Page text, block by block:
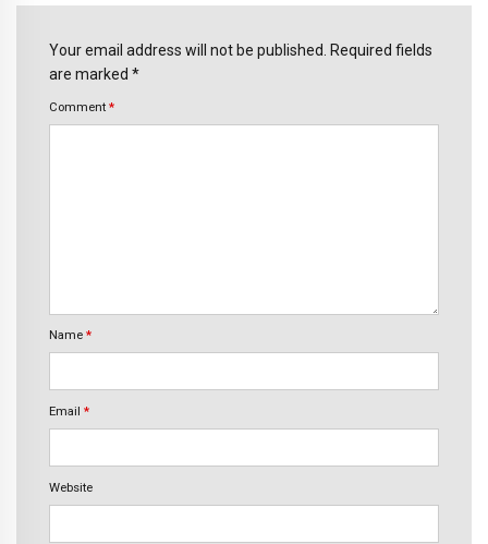
Your email address will not be published. Required fields
are marked *
Comment *
Name *
Email *
Website